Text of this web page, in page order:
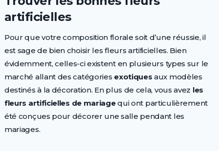
artificielles
Pour que votre composition florale soit d’une réussie, il
est sage de bien choisir les fleurs artificielles. Bien
évidemment, celles-ci existent en plusieurs types sur le
marché allant des catégories exotiques aux modèles
destinés à la décoration. En plus de cela, vous avez les
fleurs artificielles de mariagequi ont particulièrement
été conçues pour décorer une salle pendant les
mariages.